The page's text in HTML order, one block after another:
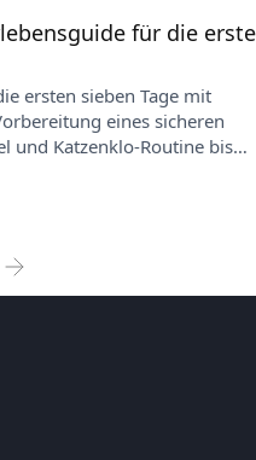
für die erste
ersten sieben Tage mit
eines sicheren
und Katzenklo-Routine bis
und